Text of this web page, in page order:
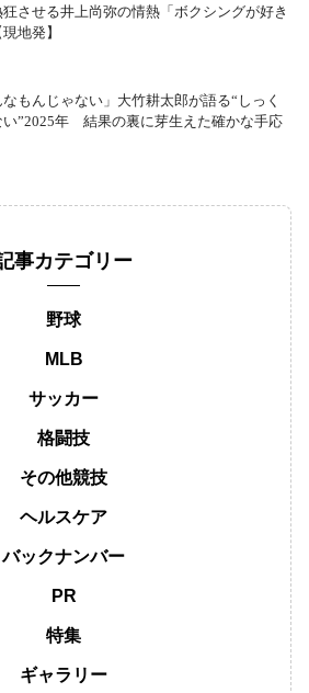
させる井上尚弥の情熱「ボクシングが好き
地発】
なもんじゃない」大竹耕太郎が語る“しっく
い”2025年 結果の裏に芽生えた確かな手応
事カテゴリー
野球
MLB
サッカー
格闘技
その他競技
ヘルスケア
バックナンバー
PR
特集
ギャラリー